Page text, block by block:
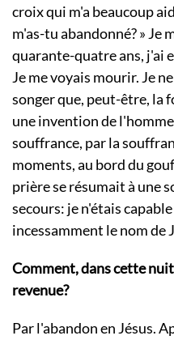
croix qui m'a beaucoup
m'as-tu abandonné? » Je
quarante-quatre ans, j'ai
Je me voyais mourir. Je
songer que, peut-être, la
une invention de
souffrance, par la
moments, au bord du
prière se résumait à une
secours: je n'étais
incessamment le nom de
Comment, dans cette
revenue?
Par l'abandon en Jésus.